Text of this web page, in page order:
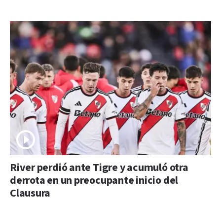
River perdió ante Tigre y acumuló otra
derrota en un preocupante inicio del
Clausura